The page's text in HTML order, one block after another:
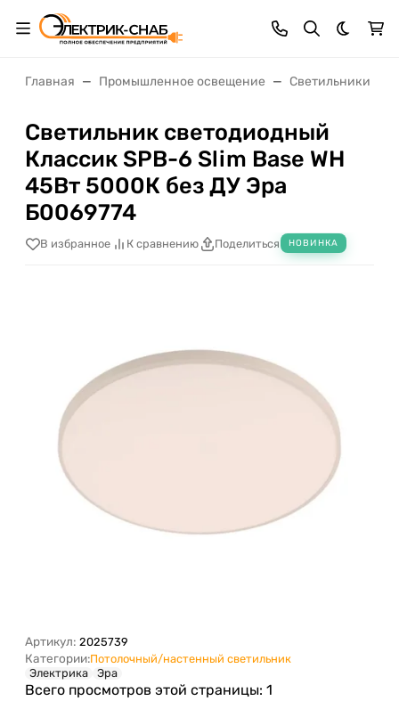
Темная
Главная Промышленное освещение Светильники
Светильник светодиодный
Классик SPB-6 Slim Base WH
45Вт 5000К без ДУ Эра
Б0069774
В избранное К сравнению Поделиться НОВИНКА
Артикул: 2025739
Категории:Потолочный/настенный светильник
Электрика
Эра
Всего просмотров этой страницы: 1